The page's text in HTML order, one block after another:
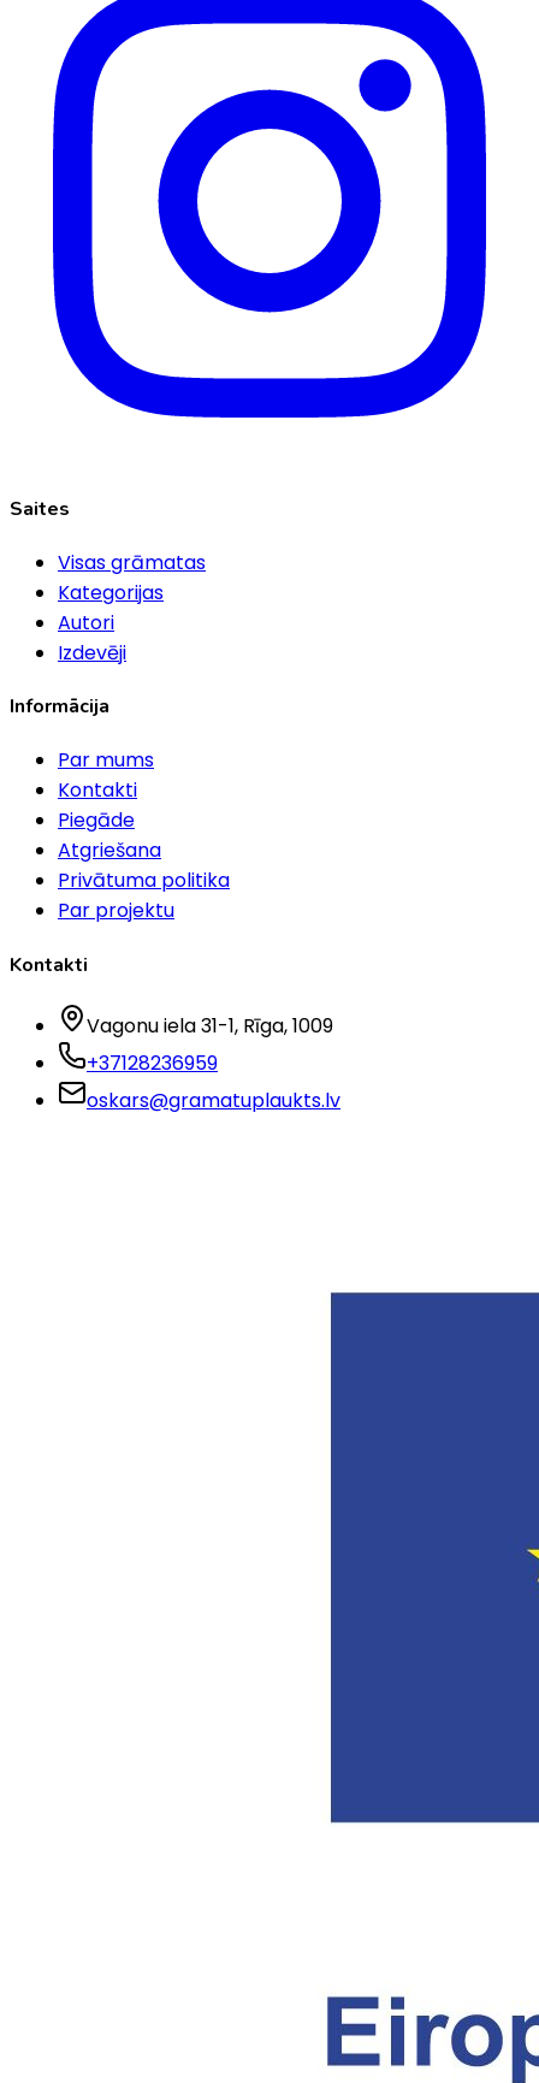
Saites
Visas grāmatas
Kategorijas
Autori
Izdevēji
Informācija
Par mums
Kontakti
Piegāde
Atgriešana
Privātuma politika
Par projektu
Kontakti
Vagonu iela 31-1, Rīga, 1009
+37128236959
oskars@gramatuplaukts.lv